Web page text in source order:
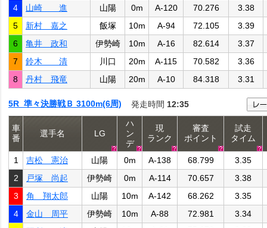
4
山崎 進 山陽 0m A-120 70.276
3.38
5
新村 嘉之 飯塚 10m A-94 72.105
3.39
6
亀井 政和 伊勢崎 10m A-16 82.614
3.37
7
鈴木 清 川口 20m A-115 70.582
3.36
8
丹村 飛竜 山陽 20m A-10 84.318 3.31
5R 準々決勝戦Ｂ 3100m(6周) 発走時間 12:35
車
番
選手名 LG
ハ
ン
デ
現
ランク
審査
ポイント
試走
タイム
1 吉松 憲治 山陽 0m A-138 68.799
3.35
2
戸塚 尚起 伊勢崎 0m A-114 70.657
3.38
3
角 翔太郎 山陽 10m A-142 68.262
3.35
4
金山 周平 伊勢崎 10m A-88 72.981
3.34